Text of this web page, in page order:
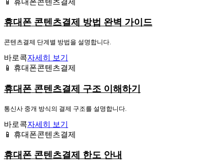
휴대폰 콘텐츠결제 방법 완벽 가이드
콘텐츠결제 단계별 방법을 설명합니다.
바로콕자세히 보기
📱 휴대폰콘텐츠결제
휴대폰 콘텐츠결제 구조 이해하기
통신사 중개 방식의 결제 구조를 설명합니다.
바로콕자세히 보기
📱 휴대폰콘텐츠결제
휴대폰 콘텐츠결제 한도 안내